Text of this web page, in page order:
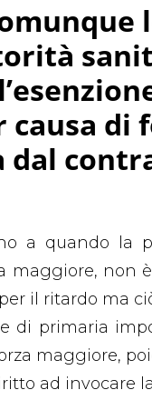
di
dal
a quando la
maggiore, non
il ritardo ma
di primaria
maggiore,
ad invocare